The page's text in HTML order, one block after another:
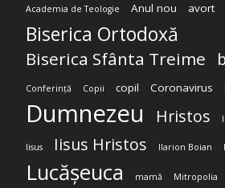
Academia de Teologie Anul nou avort
Biserica Ortodoxă
Biserica Sfânta Treime
Conferință Copii copil Coronavirus
Dumnezeu Hristos
Iisus Iisus Hristos Ilarion Boian
Lucășeuca mamă Mitropolia